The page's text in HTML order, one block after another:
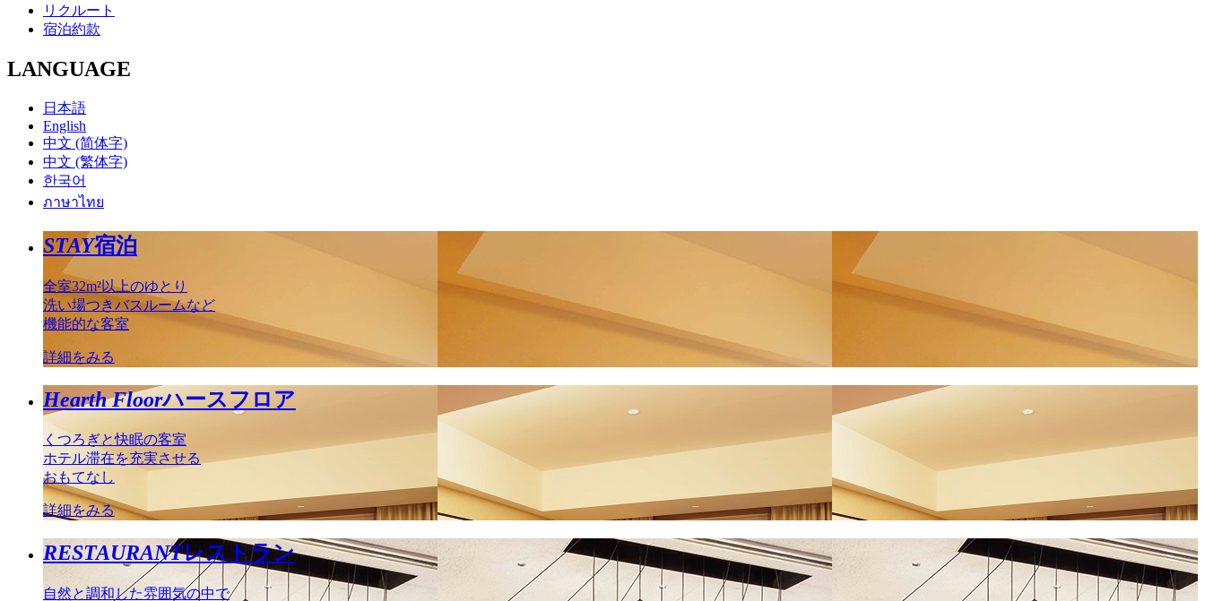
リクルート
宿泊約款
LANGUAGE
日本語
English
中文 (简体字)
中文 (繁体字)
한국어
ภาษาไทย
STAY宿泊
全室32m²以上のゆとり
洗い場つきバスルームなど
機能的な客室
詳細をみる
Hearth Floorハースフロア
くつろぎと快眠の客室
ホテル滞在を充実させる
おもてなし
詳細をみる
RESTAURANTレストラン
自然と調和した雰囲気の中で